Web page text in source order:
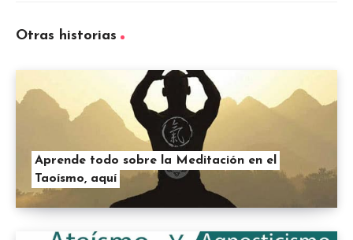
Otras historias
Aprende todo sobre la Meditación en el
Taoísmo, aquí